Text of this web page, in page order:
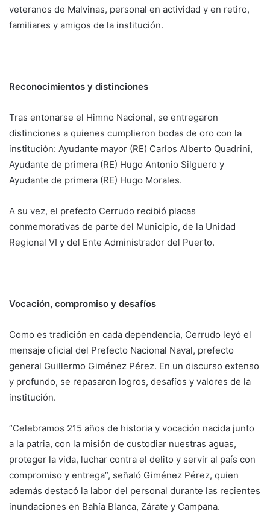
veteranos de Malvinas, personal en actividad y en retiro,
familiares y amigos de la institución.
Reconocimientos y distinciones
Tras entonarse el Himno Nacional, se entregaron
distinciones a quienes cumplieron bodas de oro con la
institución: Ayudante mayor (RE) Carlos Alberto Quadrini,
Ayudante de primera (RE) Hugo Antonio Silguero y
Ayudante de primera (RE) Hugo Morales.
A su vez, el prefecto Cerrudo recibió placas
conmemorativas de parte del Municipio, de la Unidad
Regional VI y del Ente Administrador del Puerto.
Vocación, compromiso y desafíos
Como es tradición en cada dependencia, Cerrudo leyó el
mensaje oficial del Prefecto Nacional Naval, prefecto
general Guillermo Giménez Pérez. En un discurso extenso
y profundo, se repasaron logros, desafíos y valores de la
institución.
“Celebramos 215 años de historia y vocación nacida junto
a la patria, con la misión de custodiar nuestras aguas,
proteger la vida, luchar contra el delito y servir al país con
compromiso y entrega”, señaló Giménez Pérez, quien
además destacó la labor del personal durante las recientes
inundaciones en Bahía Blanca, Zárate y Campana.